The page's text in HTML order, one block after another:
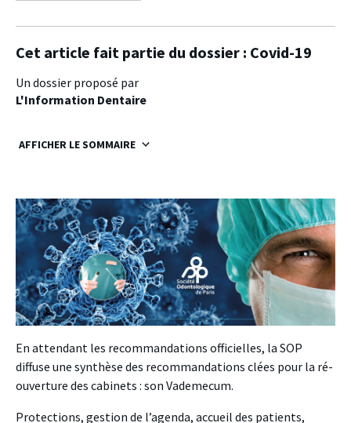
Cet article fait partie du dossier : Covid-19
Un dossier proposé par
L'Information Dentaire
AFFICHER LE SOMMAIRE
En attendant les recommandations officielles, la SOP
diffuse une synthèse des recommandations clées pour la ré-
ouverture des cabinets : son Vademecum.
Protections, gestion de l’agenda, accueil des patients,